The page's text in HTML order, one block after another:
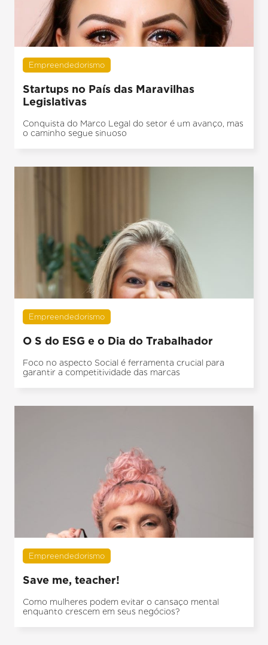
Empreendedorismo
Startups no País das Maravilhas
Legislativas
Conquista do Marco Legal do setor é um avanço, mas
o caminho segue sinuoso
Empreendedorismo
O S do ESG e o Dia do Trabalhador
Foco no aspecto Social é ferramenta crucial para
garantir a competitividade das marcas
Empreendedorismo
Save me, teacher!
Como mulheres podem evitar o cansaço mental
enquanto crescem em seus negócios?